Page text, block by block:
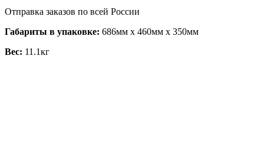
Отправка заказов по всей России
Габариты в упаковке: 686мм x 460мм x 350мм
Вес: 11.1кг